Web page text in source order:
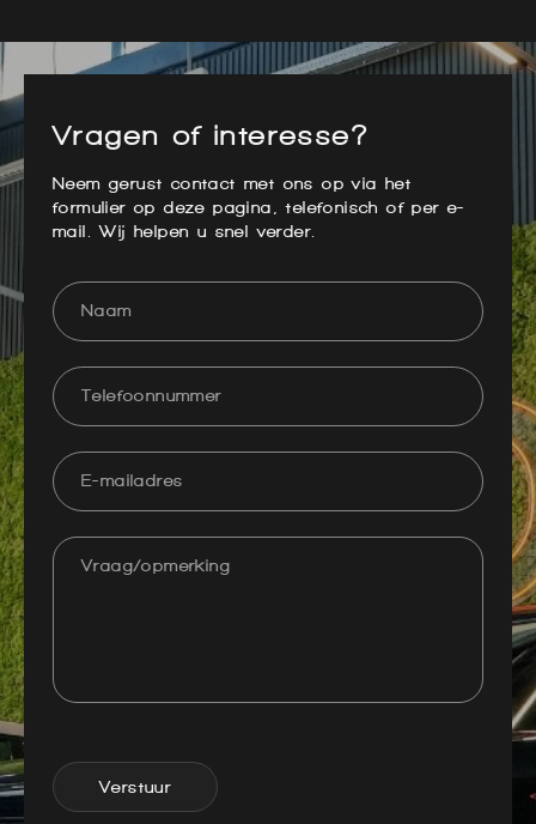
Vragen of interesse?
Neem gerust contact met ons op via het
formulier op deze pagina, telefonisch of per e-
mail. Wij helpen u snel verder.
Verstuur